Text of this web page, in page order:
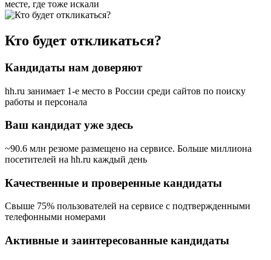
месте, где тоже искали
Кто будет откликаться?
Кандидаты нам доверяют
hh.ru занимает 1-е место в России среди сайтов по поиску
работы и персонала
Ваш кандидат уже здесь
~90.6 млн резюме размещено на сервисе. Больше миллиона
посетителей на hh.ru каждый день
Качественные и проверенные кандидаты
Свыше 75% пользователей на сервисе с подтвержденными
телефонными номерами
Активные и заинтересованные кандидаты